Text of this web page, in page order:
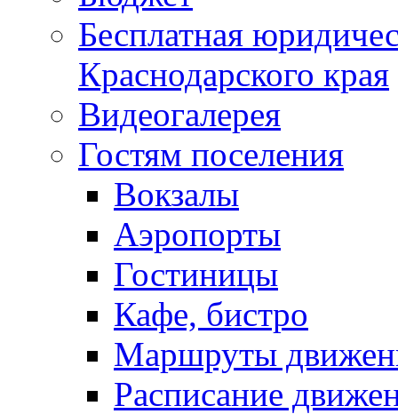
Бесплатная
Краснодарского края
Видеогалерея
Гостям поселения
Вокзалы
Аэропорты
Гостиницы
Кафе, бистро
Маршруты
Расписание